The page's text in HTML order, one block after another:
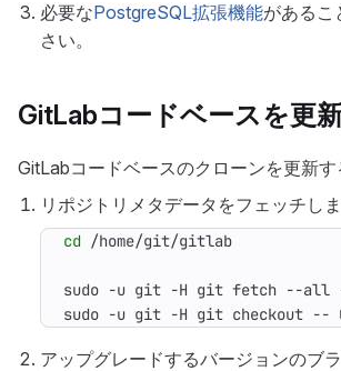
必要なPostgreSQL拡張機能があるこ
さい。
GitLabコードベースを更
GitLabコードベースのクローンを更新す
リポジトリメタデータをフェッチし
cd
sudo -u git -H git checkout --
アップグレードするバージョンのブ